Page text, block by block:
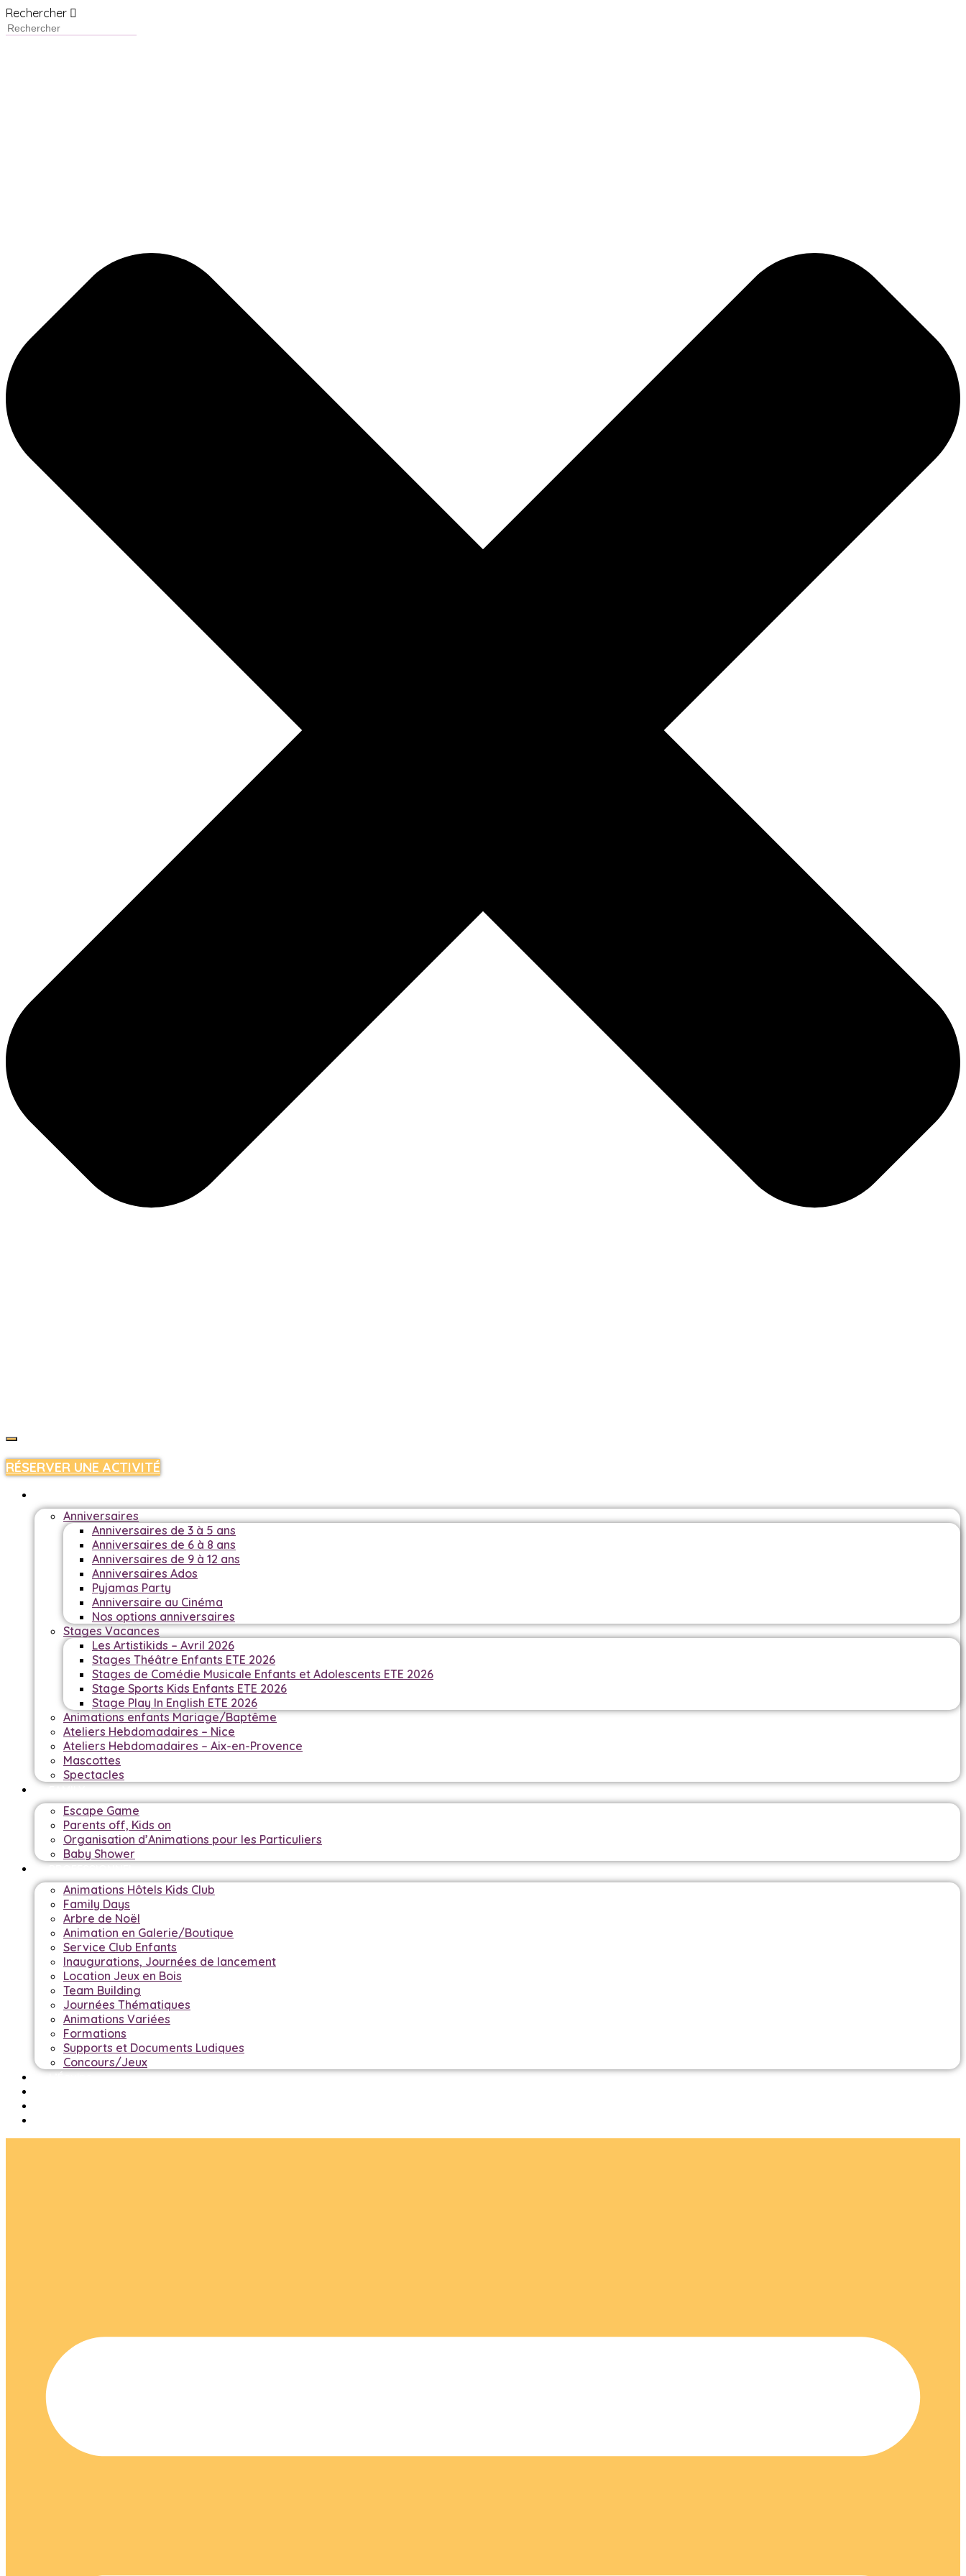
Rechercher
RÉSERVER UNE ACTIVITÉ
Anniversaires
Anniversaires de 3 à 5 ans
Anniversaires de 6 à 8 ans
Anniversaires de 9 à 12 ans
Anniversaires Ados
Pyjamas Party
Anniversaire au Cinéma
Nos options anniversaires
Stages Vacances
Les Artistikids – Avril 2026
Stages Théâtre Enfants ETE 2026
Stages de Comédie Musicale Enfants et Adolescents ETE 2026
Stage Sports Kids Enfants ETE 2026
Stage Play In English ETE 2026
Animations enfants Mariage/Baptême
Ateliers Hebdomadaires – Nice
Ateliers Hebdomadaires – Aix-en-Provence
Mascottes
Spectacles
FAMILY
Escape Game
Parents off, Kids on
Organisation d’Animations pour les Particuliers
Baby Shower
PROFESSIONNEL
Animations Hôtels Kids Club
Family Days
Arbre de Noël
Animation en Galerie/Boutique
Service Club Enfants
Inaugurations, Journées de lancement
Location Jeux en Bois
Team Building
Journées Thématiques
Animations Variées
Formations
Supports et Documents Ludiques
Concours/Jeux
L’Équipe